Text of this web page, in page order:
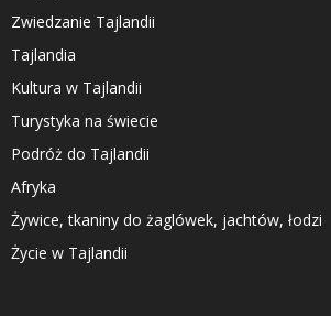
Zwiedzanie Tajlandii
Tajlandia
Kultura w Tajlandii
Turystyka na świecie
Podróż do Tajlandii
Afryka
Żywice, tkaniny do żaglówek, jachtów, łodzi
Życie w Tajlandii